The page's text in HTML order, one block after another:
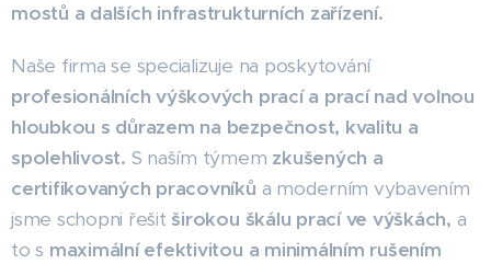
mostů a dalších infrastrukturních zařízení.
Naše firma se specializuje na poskytování
profesionálních výškových prací a prací nad volnou
hloubkou s důrazem na bezpečnost, kvalitu a
spolehlivost. S naším týmem zkušených a
certifikovaných pracovníků a moderním vybavením
jsme schopni řešit širokou škálu prací ve výškách, a
to s maximální efektivitou a minimálním rušením